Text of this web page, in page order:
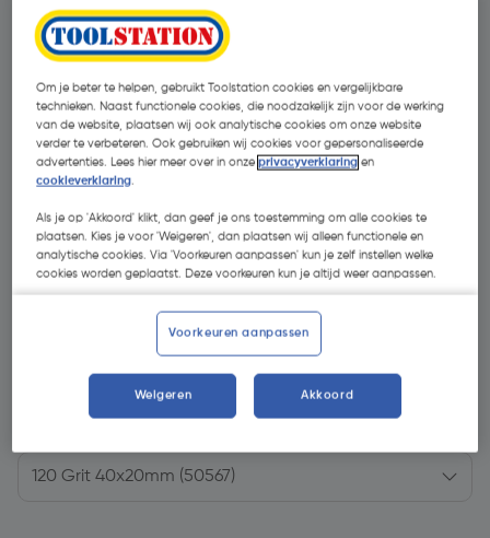
€ 1,57
Om je beter te helpen, gebruikt Toolstation cookies en vergelijkbare
technieken. Naast functionele cookies, die noodzakelijk zijn voor de werking
van de website, plaatsen wij ook analytische cookies om onze website
verder te verbeteren. Ook gebruiken wij cookies voor gepersonaliseerde
advertenties. Lees hier meer over in onzeprivacyverklaring en
cookieverklaring.
Als je op 'Akkoord' klikt, dan geef je ons toestemming om alle cookies te
plaatsen. Kies je voor 'Weigeren', dan plaatsen wij alleen functionele en
analytische cookies. Via 'Voorkeuren aanpassen' kun je zelf instellen welke
cookies worden geplaatst. Deze voorkeuren kun je altijd weer aanpassen.
Voorkeuren aanpassen
Weigeren Akkoord